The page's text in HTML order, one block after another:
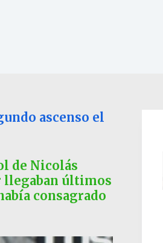
ascenso el
de Nicolás
llegaban últimos
consagrado